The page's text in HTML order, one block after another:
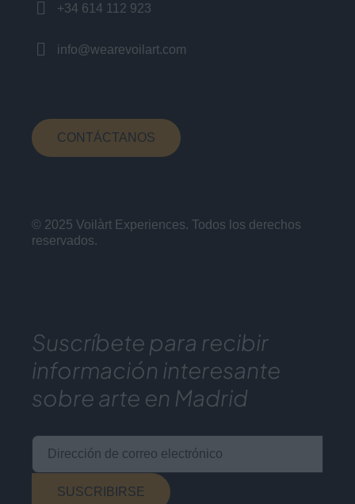
+34 614 112 923
info@wearevoilart.com
CONTÁCTANOS
© 2025 Voilàrt Experiences. Todos los derechos
reservados.
Suscríbete para recibir
información interesante
sobre arte en Madrid
Dirección de correo electrónico
SUSCRIBIRSE